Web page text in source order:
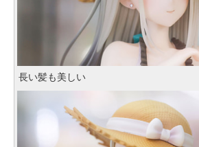
長い髪も美しい